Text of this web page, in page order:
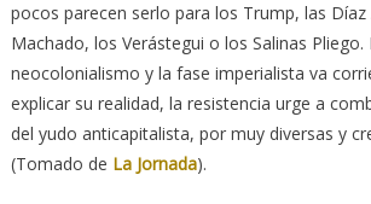
pocos parecen serlo para los Trump, las
Machado, los Verástegui o los Salinas Pliego.
neocolonialismo y la fase imperialista va
explicar su realidad, la resistencia urge a
del yudo anticapitalista, por muy diversas y
(Tomado de La Jornada).